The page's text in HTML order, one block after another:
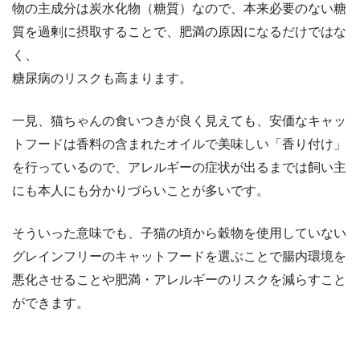
物の主成分は炭水化物（糖質）なので、本来必要のない糖
質を過剰に摂取することで、肥満の原因になるだけではな
く、
糖尿病のリスクも高まります。
一見、猫ちゃんの食いつきが良く見えても、安価なキャッ
トフードは香料の含まれたオイルで美味しい「香り付け」
を行っているので、アレルギーの症状が出るまでは飼い主
にも本人にも分かりづらいことが多いです。
そういった意味でも、子猫の頃から穀物を使用していない
グレインフリーのキャットフードを選ぶことで腸内環境を
悪化させることや肥満・アレルギーのリスクを減らすこと
ができます。